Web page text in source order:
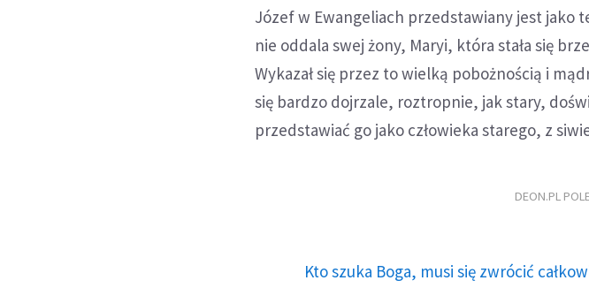
Józef w Ewangeliach przedstawiany jest jako
nie oddala swej żony, Maryi, która stała się
Wykazał się przez to wielką pobożnością i
się bardzo dojrzale, roztropnie, jak stary,
przedstawiać go jako człowieka starego, z
DEON.PL
Kto szuka Boga, musi się zwrócić